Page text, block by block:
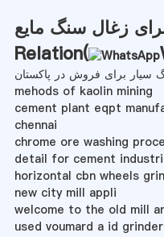
زغال سنگ مایع
Relation(
سیار برای فروش در پاکستان
mehods of kaolin mining
cement plant eqpt
chennai
chrome ore washing
detail for cement
horizontal cbn wheels
new city mill appli
welcome to the old mill
used voumard a id